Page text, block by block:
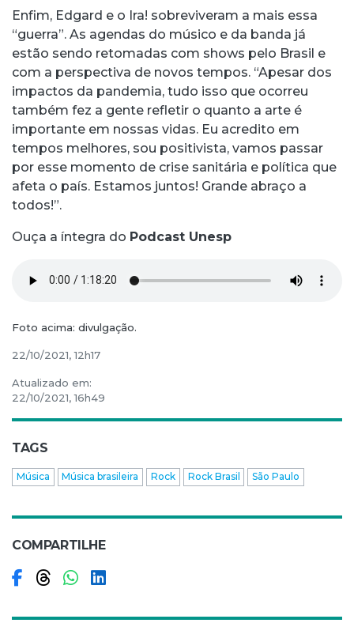
Enfim, Edgard e o Ira! sobreviveram a mais essa
“guerra”. As agendas do músico e da banda já
estão sendo retomadas com shows pelo Brasil e
com a perspectiva de novos tempos. “Apesar dos
impactos da pandemia, tudo isso que ocorreu
também fez a gente refletir o quanto a arte é
importante em nossas vidas. Eu acredito em
tempos melhores, sou positivista, vamos passar
por esse momento de crise sanitária e política que
afeta o país. Estamos juntos! Grande abraço a
todos!”.
Ouça a íntegra do Podcast Unesp
Foto acima: divulgação.
22/10/2021, 12h17
Atualizado em:
22/10/2021, 16h49
TAGS
Música Música brasileira Rock Rock Brasil São Paulo
COMPARTILHE
Compartilhar no Facebook
Compartilhar no Threads
Compartilhar no WhatsApp
Compartilhar no LinkedIn